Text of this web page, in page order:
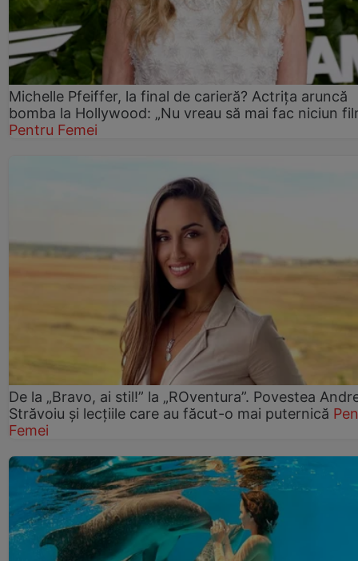
Michelle Pfeiffer, la final de carieră? Actrița aruncă
bomba la Hollywood: „Nu vreau să mai fac niciun
Pentru Femei
De la „Bravo, ai stil!” la „ROventura”. Povestea
Străvoiu și lecțiile care au făcut-o mai puternică
Femei